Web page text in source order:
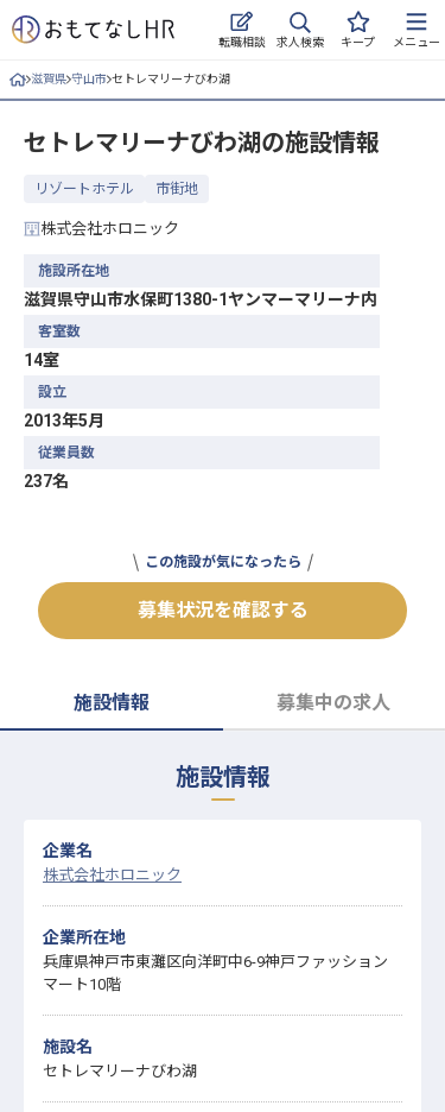
転職相談 求人検索 キープ メニュー
ログイン
求人・施設を探す
キープした求人
おもてなしHRについて
よくある質問
無料 転職サポートに申し込む
採用をお考えの企業様へ
滋賀県 守山市 セトレマリーナびわ湖
セトレマリーナびわ湖の施設情報
リゾートホテル 市街地
株式会社ホロニック
施設所在地
滋賀県守山市水保町1380-1ヤンマーマリーナ内
客室数
14室
設立
2013年5月
従業員数
237名
この施設が気になったら
募集状況を確認する
施設情報 募集中の求人
施設情報
企業名
株式会社ホロニック
企業所在地
兵庫県神戸市東灘区向洋町中6-9神戸ファッション
マート10階
施設名
セトレマリーナびわ湖